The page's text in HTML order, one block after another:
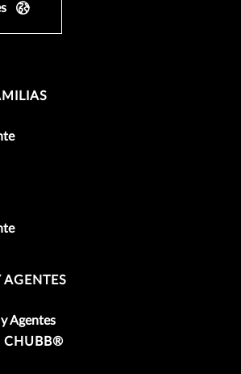
AGENTES
Agentes
CHUBB®